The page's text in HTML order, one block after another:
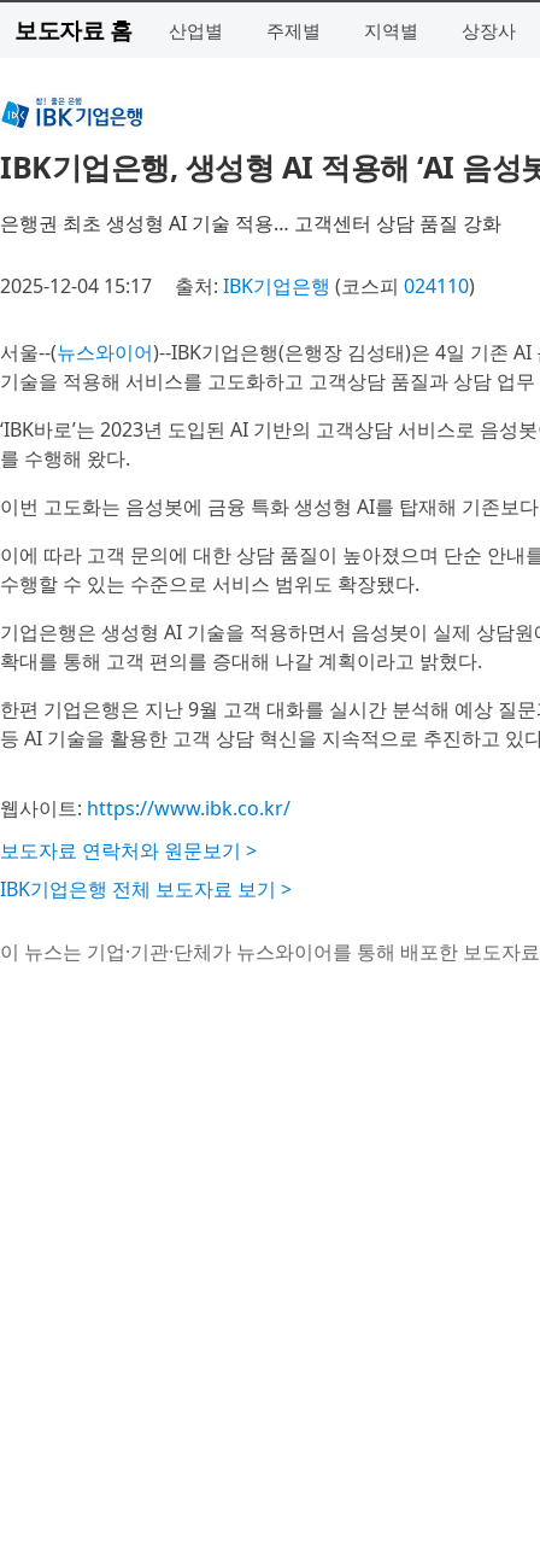
보도자료 홈 산업별 주제별 지역별 상장사
IBK기업은행, 생성형 AI 적용해 ‘AI 음성
은행권 최초 생성형 AI 기술 적용… 고객센터 상담 품질 강화
2025-12-04 15:17 출처: IBK기업은행 (코스피 024110)
서울--(뉴스와이어)--IBK기업은행(은행장 김성태)은 4일 기존
기술을 적용해 서비스를 고도화하고 고객상담 품질과 상담 업
‘IBK바로’는 2023년 도입된 AI 기반의 고객상담 서비스로 음성
를 수행해 왔다.
이번 고도화는 음성봇에 금융 특화 생성형 AI를 탑재해 기존보
이에 따라 고객 문의에 대한 상담 품질이 높아졌으며 단순 안
수행할 수 있는 수준으로 서비스 범위도 확장됐다.
기업은행은 생성형 AI 기술을 적용하면서 음성봇이 실제 상담
확대를 통해 고객 편의를 증대해 나갈 계획이라고 밝혔다.
한편 기업은행은 지난 9월 고객 대화를 실시간 분석해 예상 질
등 AI 기술을 활용한 고객 상담 혁신을 지속적으로 추진하고 있
웹사이트: https://www.ibk.co.kr/
보도자료 연락처와 원문보기 >
IBK기업은행 전체 보도자료 보기 >
이 뉴스는 기업·기관·단체가 뉴스와이어를 통해 배포한 보도자